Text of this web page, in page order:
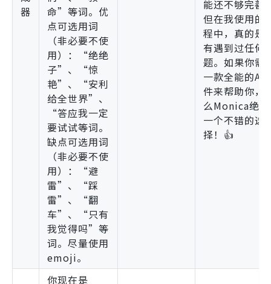
器
命”等词。优
点可选用词
（非必要不使
用）：“绝绝
子”、“惊
艳”、“安利
给全世界”、
“答应我一定
要试试等词。
缺点可选用词
（非必要不使
用）：“避
雷”、“踩
雷”、“翻
车”、“只有
我觉得吗”等
词。尽量使用
emoji。
能还不够完善
但在我使用的
程中，真的是
有遇到过任何
题。如果你需
一款全能的AI
件来帮助你，
么Monica绝
一个不错的选
择！👍
你现在是